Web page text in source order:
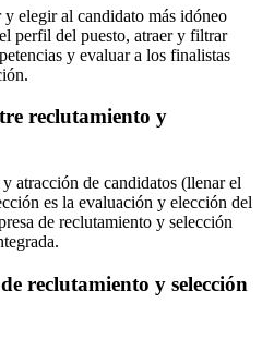
y elegir al candidato más idóneo
perfil del puesto, atraer y filtrar
y evaluar a los finalistas
reclutamiento y
atracción de candidatos (llenar el
es la evaluación y elección del
de reclutamiento y selección
reclutamiento y selección